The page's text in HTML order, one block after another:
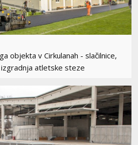
objekta v Cirkulanah - slačilnice,
atletske steze